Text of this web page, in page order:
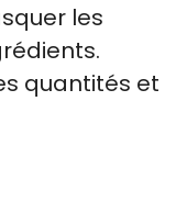
les
quantités et